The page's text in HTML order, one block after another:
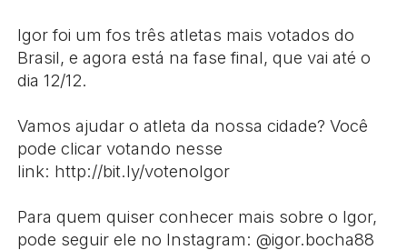
Igor foi um fos três atletas mais votados do
Brasil, e agora está na fase final, que vai até o
dia 12/12.
Vamos ajudar o atleta da nossa cidade? Você
pode clicar votando nesse
link: http://bit.ly/votenoIgor
Para quem quiser conhecer mais sobre o Igor,
pode seguir ele no Instagram: @igor.bocha88